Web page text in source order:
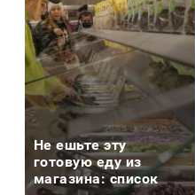
Не ешьте эту
готовую еду из
магазина: список